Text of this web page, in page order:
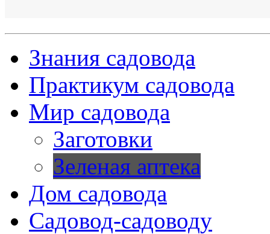
Знания садовода
Практикум садовода
Мир садовода
Заготовки
Зеленая аптека
Дом садовода
Садовод-садоводу